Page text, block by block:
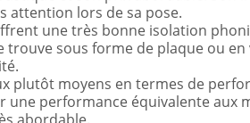
attention lors de sa pose.
une très bonne isolation
sous forme de plaque ou en
plutôt moyens en termes de
performance équivalente aux